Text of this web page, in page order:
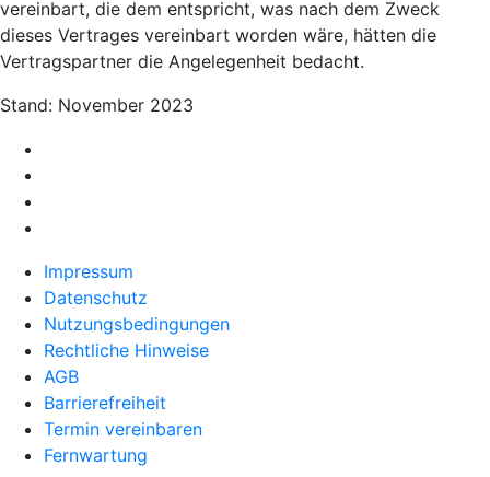
vereinbart, die dem entspricht, was nach dem Zweck
dieses Vertrages vereinbart worden wäre, hätten die
Vertragspartner die Angelegenheit bedacht.
Stand: November 2023
Impressum
Datenschutz
Nutzungsbedingungen
Rechtliche Hinweise
AGB
Barrierefreiheit
Termin vereinbaren
Fernwartung